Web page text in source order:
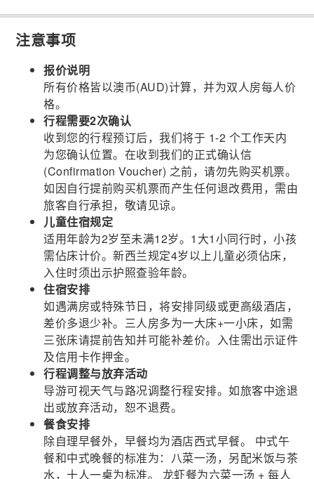
注意事项
报价说明
所有价格皆以澳币(AUD)计算，并为双人房每人价
格。
行程需要2次确认
收到您的行程预订后，我们将于 1-2 个工作天内
为您确认位置。在收到我们的正式确认信
(Confirmation Voucher) 之前，请勿先购买机票。
如因自行提前购买机票而产生任何退改费用，需由
旅客自行承担，敬请见谅。
儿童住宿规定
适用年龄为2岁至未满12岁。1大1小同行时，小孩
需佔床计价。新西兰规定4岁以上儿童必须佔床，
入住时须出示护照查验年龄。
住宿安排
如遇满房或特殊节日，将安排同级或更高级酒店，
差价多退少补。三人房多为一大床+一小床，如需
三张床请提前告知并可能补差价。入住需出示证件
及信用卡作押金。
行程调整与放弃活动
导游可视天气与路况调整行程安排。如旅客中途退
出或放弃活动，恕不退费。
餐食安排
除自理早餐外，早餐均为酒店西式早餐。 中式午
餐和中式晚餐的标准为：八菜一汤，另配米饭与茶
水，十人一桌为标准。 龙虾餐为六菜一汤 + 每人